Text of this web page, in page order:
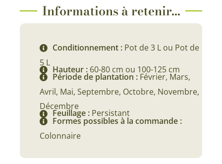
prix :
18,00 €
48,90 €
Informations à retenir...
Conditionnement : Pot de 3 L ou Pot de
5 L
Hauteur : 60-80 cm ou 100-125 cm
Période de plantation : Février, Mars,
Avril, Mai, Septembre, Octobre, Novembre,
Décembre
Feuillage : Persistant
Formes possibles à la commande :
Colonnaire